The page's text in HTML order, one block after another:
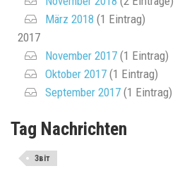
März 2018 (1 Eintrag)
2017
November 2017 (1 Eintrag)
Oktober 2017 (1 Eintrag)
September 2017 (1 Eintrag)
Tag Nachrichten
Звіт